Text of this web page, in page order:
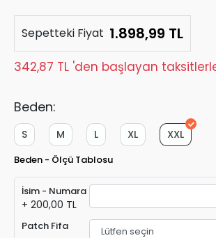
Sepetteki Fiyat 1.898,99 TL
342,87 TL 'den başlayan
Beden:
XXL
XL
L
M
S
Beden - Ölçü Tablosu
İsim - Numara
+ 200,00 TL
Patch Fifa